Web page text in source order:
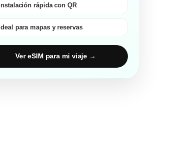
Instalación rápida con QR
Ideal para mapas y reservas
Ver eSIM para mi viaje →